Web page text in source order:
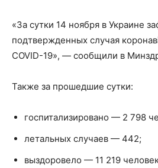
«За сутки 14 ноября в Украине
подтвержденных случая
COVID-19», — сообщили в
Также за прошедшие сутки:
госпитализировано — 2 798
летальных случаев — 442;
выздоровело — 11 219